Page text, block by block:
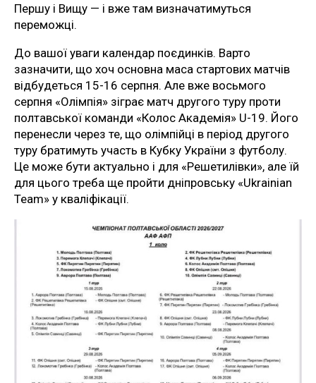
Першу і Вищу — і вже там визначатимуться
переможці.
До вашої уваги календар поєдинків. Варто
зазначити, що хоч основна маса стартових матчів
відбудеться 15-16 серпня. Але вже восьмого
серпня «Олімпія» зіграє матч другого туру проти
полтавської команди «Колос Академія» U-19. Його
перенесли через те, що олімпійці в період другого
туру братимуть участь в Кубку України з футболу.
Це може бути актуально і для «Решетилівки», але їй
для цього треба ще пройти дніпровську «Ukrainian
Team» у кваліфікації.